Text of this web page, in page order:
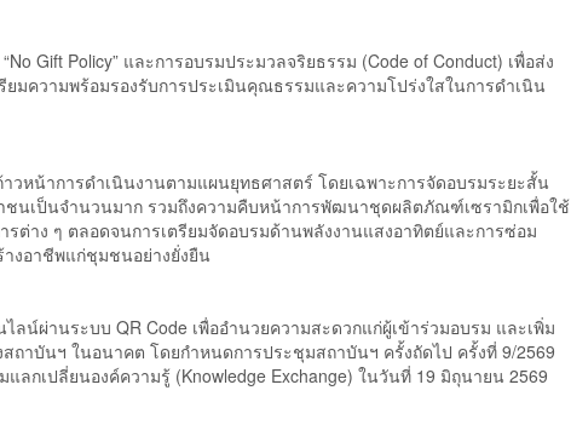
Gift Policy” และการอบรมประมวลจริยธรรม (Code of Conduct) เพื่อส่ง
มความพร้อมรองรับการประเมินคุณธรรมและความโปร่งใสในการดำเนิน
หน้าการดำเนินงานตามแผนยุทธศาสตร์ โดยเฉพาะการจัดอบรมระยะสั้น
ชนเป็นจำนวนมาก รวมถึงความคืบหน้าการพัฒนาชุดผลิตภัณฑ์เซรามิกเพื่อใช้
ต่าง ๆ ตลอดจนการเตรียมจัดอบรมด้านพลังงานแสงอาทิตย์และการซ่อม
างอาชีพแก่ชุมชนอย่างยั่งยืน
น์ผ่านระบบ QR Code เพื่ออำนวยความสะดวกแก่ผู้เข้าร่วมอบรม และเพิ่ม
าบันฯ ในอนาคต โดยกำหนดการประชุมสถาบันฯ ครั้งถัดไป ครั้งที่ 9/2569
กเปลี่ยนองค์ความรู้ (Knowledge Exchange) ในวันที่ 19 มิถุนายน 2569